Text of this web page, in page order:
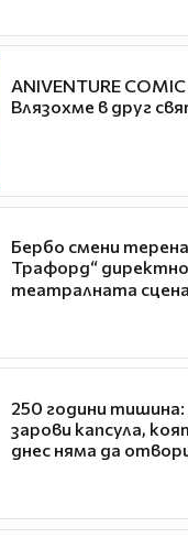
ANIVENTURE
Влязохме в друг
Бербо смени
Трафорд“
театралната
250 години
зарови капсула,
днес няма да